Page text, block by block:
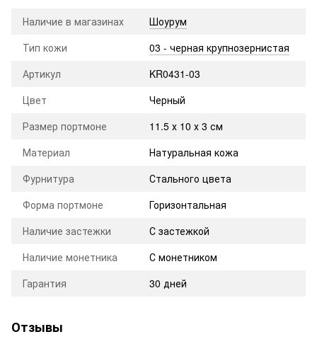
Наличие в магазинах
Шоурум
Тип кожи
03 - черная крупнозернистая
Артикул
KR0431-03
Цвет
Черный
Размер портмоне
11.5 х 10 х 3 см
Материал
Натуральная кожа
Фурнитура
Стального цвета
Форма портмоне
Горизонтальная
Наличие застежки
С застежкой
Наличие монетника
С монетником
Гарантия
30 дней
Отзывы